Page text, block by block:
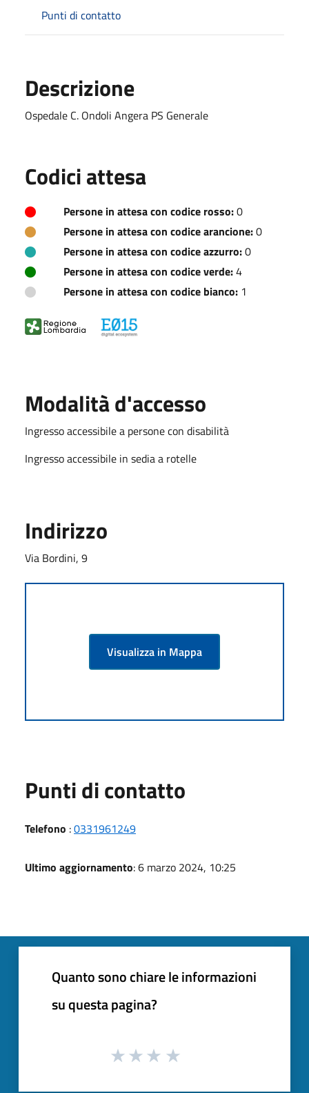
Punti di contatto
Descrizione
Ospedale C. Ondoli Angera PS Generale
Codici attesa
Persone in attesa con codice rosso:0
Persone in attesa con codice arancione:0
Persone in attesa con codice azzurro:0
Persone in attesa con codice verde:4
Persone in attesa con codice bianco: 1
Modalità d'accesso
Ingresso accessibile a persone con disabilità
Ingresso accessibile in sedia a rotelle
Indirizzo
Via Bordini, 9
Visualizza in Mappa
Punti di contatto
Telefono :0331961249
Ultimo aggiornamento: 6 marzo 2024, 10:25
Quanto sono chiare le informazioni
su questa pagina?